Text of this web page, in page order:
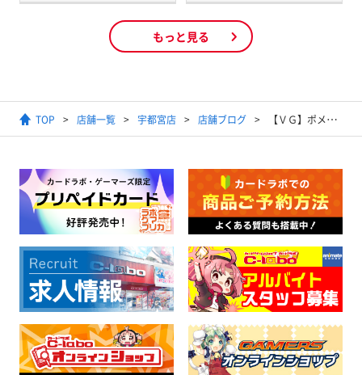
もっと見る
TOP 店舗一覧 宇都宮店 店舗ブログ 【ＶＧ】ポメラニアンとは